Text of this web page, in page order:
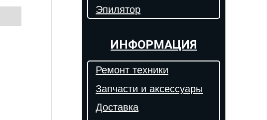
Эпилятор
ИНФОРМАЦИЯ
Ремонт техники
Запчасти и аксессуары
Доставка